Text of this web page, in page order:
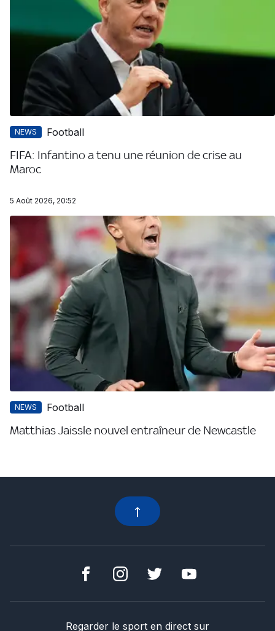
NEWS Football
FIFA: Infantino a tenu une réunion de crise au
Maroc
5 Août 2026, 20:52
NEWS Football
Matthias Jaissle nouvel entraîneur de Newcastle
Regarder le sport en direct sur